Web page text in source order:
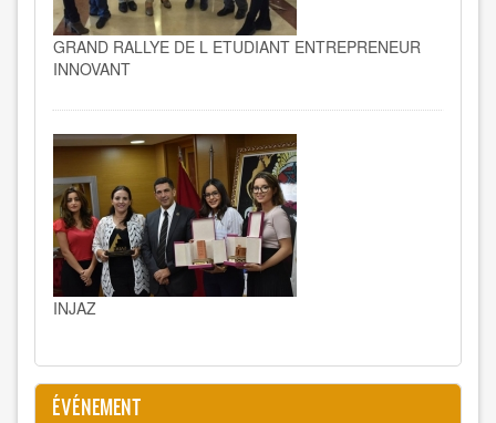
GRAND RALLYE DE L ETUDIANT ENTREPRENEUR
INNOVANT
INJAZ
ÉVÉNEMENT